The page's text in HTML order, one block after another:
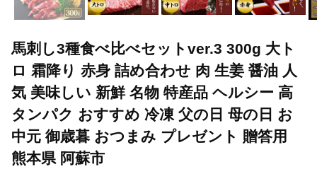
馬刺し3種食べ比べセットver.3 300g 大ト
ロ 霜降り 赤身 詰め合わせ 肉 生姜 醤油 人
気 美味しい 新鮮 名物 特産品 ヘルシー 高
タンパク おすすめ 冷凍 父の日 母の日 お
中元 御歳暮 おつまみ プレゼント 贈答用
熊本県 阿蘇市